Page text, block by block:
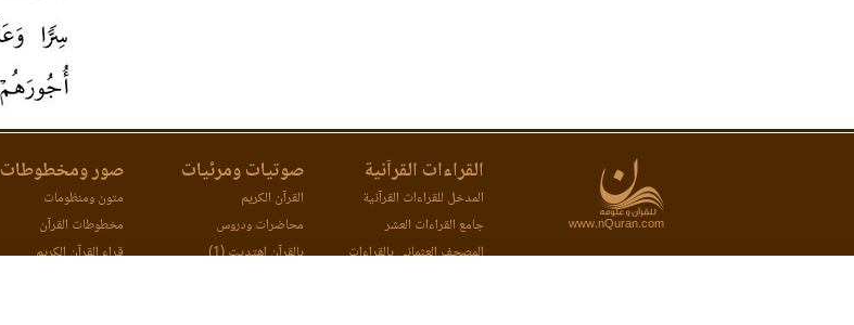
www.nQuran.com
القراءات القرآنية
المدخل للقراءات القرآنية
جامع القراءات العشر
المصحف العثماني بالقراءات
صوتيات ومرئيات
القرآن الكريم
محاضرات ودروس
بالقرآن اهتديت (1)
صور ومخطوطات
متون ومنظومات
مخطوطات القرآن
قراء القرآن الكريم